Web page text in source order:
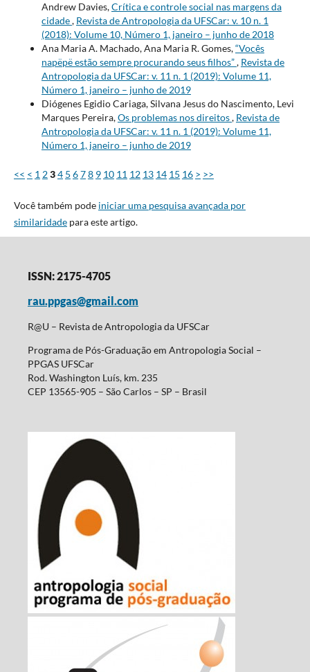
Andrew Davies,Crítica e controle social nas margens da
cidade, Revista de Antropologia da UFSCar: v. 10 n. 1
(2018): Volume 10, Número 1, janeiro – junho de 2018
Ana Maria A. Machado, Ana Maria R. Gomes,“Vocês
napëpë estão sempre procurando seus filhos”, Revista de
Antropologia da UFSCar: v. 11 n. 1 (2019): Volume 11,
Número 1, janeiro – junho de 2019
Diógenes Egidio Cariaga, Silvana Jesus do Nascimento, Levi
Marques Pereira,Os problemas nos direitos, Revista de
Antropologia da UFSCar: v. 11 n. 1 (2019): Volume 11,
Número 1, janeiro – junho de 2019
<< < 1234 5 678 9 10 11 12 13 14 15 16 > >>
Você também pode iniciar uma pesquisa avançada por
similaridadepara este artigo.
ISSN: 2175-4705
rau.ppgas@gmail.com
R@U – Revista de Antropologia da UFSCar
Programa de Pós-Graduação em Antropologia Social –
PPGAS UFSCar
Rod. Washington Luís, km. 235
CEP 13565-905 – São Carlos – SP – Brasil